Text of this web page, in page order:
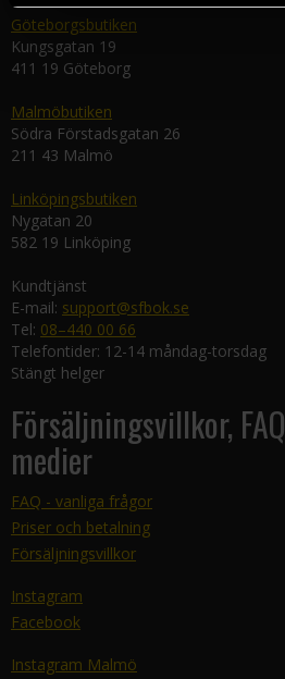
Göteborgsbutiken
Kungsgatan 19
411 19 Göteborg
Malmöbutiken
Södra Förstadsgatan 26
211 43 Malmö
Linköpingsbutiken
Nygatan 20
582 19 Linköping
Kundtjänst
E-mail: support@sfbok.se
Tel: 08–440 00 66
Telefontider: 12-14 måndag-torsdag
Stängt helger
Försäljningsvillkor,
medier
FAQ - vanliga frågor
Priser och betalning
Försäljningsvillkor
Instagram
Facebook
Instagram Malmö